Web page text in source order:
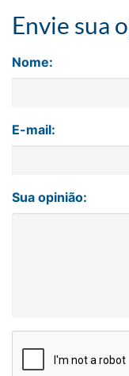
Envie sua
Nome:
E-mail:
Sua opinião: